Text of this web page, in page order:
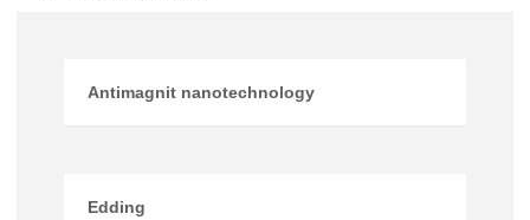
Antimagnit nanotechnology
Edding